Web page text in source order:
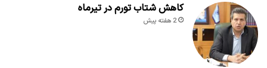
کاهش شتاب تورم در تیرماه
2 هفته پیش